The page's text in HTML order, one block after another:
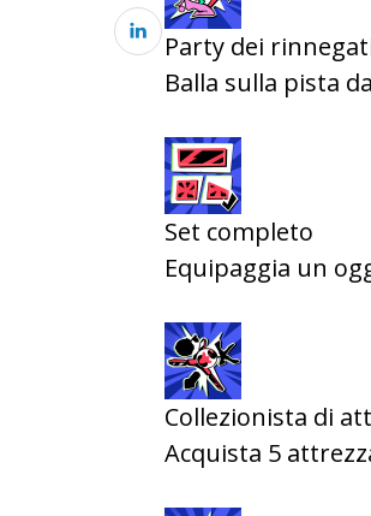
Party dei
Balla sulla pista
Set completo
Equipaggia un
Collezionista di
Acquista 5